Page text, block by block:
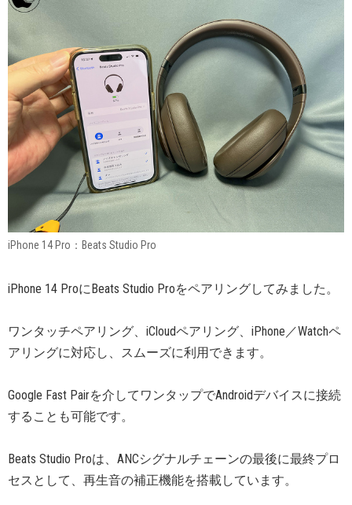
iPhone 14 Pro：Beats Studio Pro
iPhone 14 ProにBeats Studio Proをペアリングしてみました。
ワンタッチペアリング、iCloudペアリング、iPhone／Watchペ
アリングに対応し、スムーズに利用できます。
Google Fast Pairを介してワンタップでAndroidデバイスに接続
することも可能です。
Beats Studio Proは、ANCシグナルチェーンの最後に最終プロ
セスとして、再生音の補正機能を搭載しています。